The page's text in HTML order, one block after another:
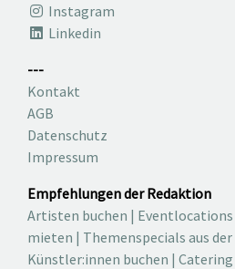
Instagram
Linkedin
---
Kontakt
AGB
Datenschutz
Impressum
Empfehlungen der Redaktion
Artisten buchen |
mieten | Themenspecials aus
Künstler:innen buchen | Catering